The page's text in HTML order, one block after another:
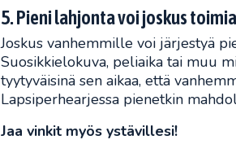
5. Pieni lahjonta voi joskus toimia
Joskus vanhemmille voi järjestyä
Suosikkielokuva, peliaika tai muu
tyytyväisinä sen aikaa, että
Lapsiperhearjessa pienetkin
Jaa vinkit myös ystävillesi!